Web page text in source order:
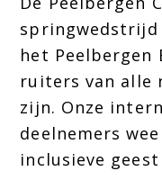
springwedstrijd
het Peelbergen
ruiters van alle
zijn. Onze
deelnemers
inclusieve